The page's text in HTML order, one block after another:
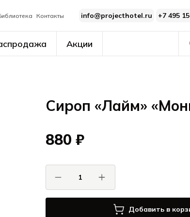
Контакты info@projecthotel.ru +7 495
Акции
Сироп «Лайм»
880 ₽
Добавить в